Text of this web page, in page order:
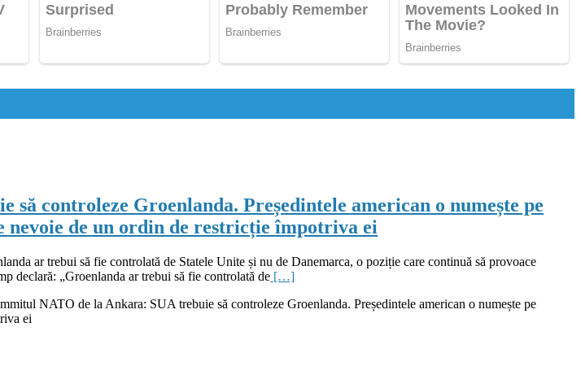
controleze Groenlanda. Președintele american o numește pe
nevoie de un ordin de restricție împotriva ei
ar trebui să fie controlată de Statele Unite și nu de Danemarca, o poziție care continuă să provoace
declară: „Groenlanda ar trebui să fie controlată de […]
NATO de la Ankara: SUA trebuie să controleze Groenlanda. Președintele american o numește pe
ei